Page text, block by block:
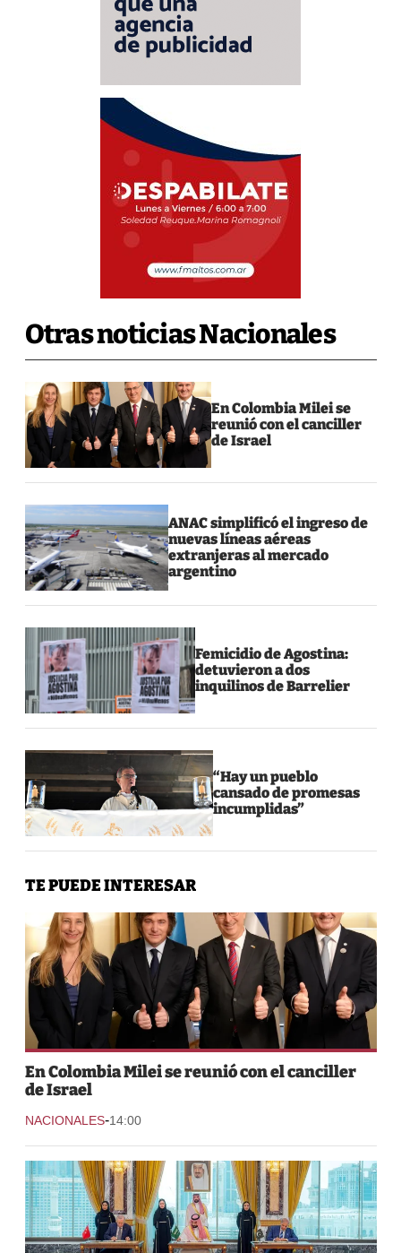
Otras noticias Nacionales
En Colombia Milei se
reunió con el canciller
de Israel
ANAC simplificó el ingreso de
nuevas líneas aéreas
extranjeras al mercado
argentino
Femicidio de Agostina:
detuvieron a dos
inquilinos de Barrelier
“Hay un pueblo
cansado de promesas
incumplidas”
TE PUEDE INTERESAR
En Colombia Milei se reunió con el canciller
de Israel
NACIONALES-14:00